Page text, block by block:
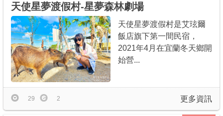
天使星夢渡假村-星夢森林劇場
天使星夢渡假村是艾玹爾
飯店旗下第一間民宿，
2021年4月在宜蘭冬天鄉開
始營...
更多資訊
29 2